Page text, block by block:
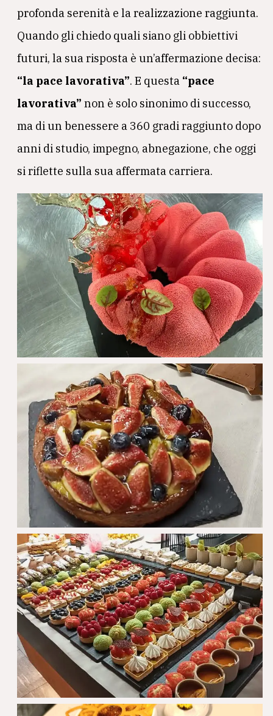
profonda serenità e la realizzazione raggiunta.
Quando gli chiedo quali siano gli obbiettivi
futuri, la sua risposta è un’affermazione decisa:
“la pace lavorativa”. E questa “pace
lavorativa” non è solo sinonimo di successo,
ma di un benessere a 360 gradi raggiunto dopo
anni di studio, impegno, abnegazione, che oggi
si riflette sulla sua affermata carriera.